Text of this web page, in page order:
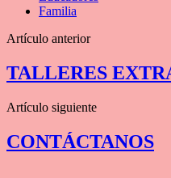
Familia
Artículo anterior
TALLERES
Artículo siguiente
CONTÁCTANOS